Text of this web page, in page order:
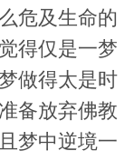
危及生命的
得仅是一梦
做得太是时
备放弃佛教
梦中逆境一